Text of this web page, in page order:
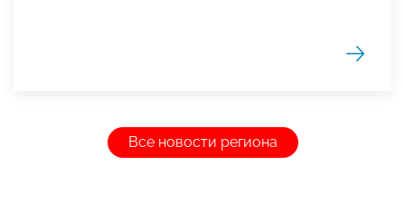
Все новости региона